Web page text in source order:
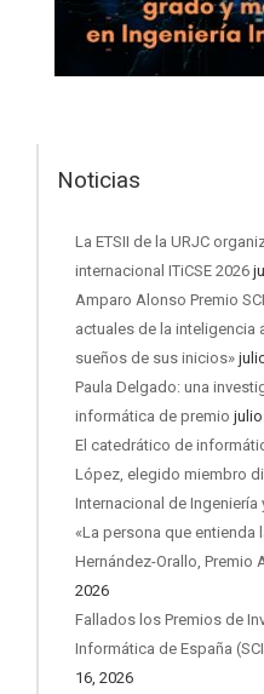
Noticias
La ETSII de la URJC
internacional ITiCSE 2026
Amparo Alonso Premio
actuales de la inteligencia
sueños de sus inicios»
Paula Delgado: una
informática de premio julio
El catedrático de
López, elegido miembro
Internacional de Ingeniería
«La persona que entienda
Hernández-Orallo, Premio
2026
Fallados los Premios de
Informática de España
16, 2026